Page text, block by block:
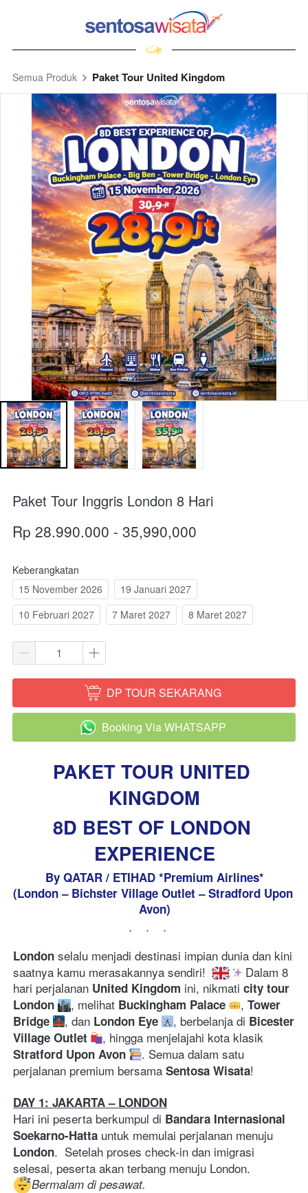
Semua Produk Paket Tour United Kingdom
Paket Tour Inggris London 8 Hari
Rp 28.990.000 - 35,990,000
Keberangkatan
15 November 2026
19 Januari 2027
10 Februari 2027
7 Maret 2027 8 Maret 2027
` DP TOUR SEKARANG
` Booking Via WHATSAPP
PAKET TOUR UNITED
KINGDOM
8D BEST OF LONDON
EXPERIENCE
By QATAR / ETIHAD *Premium Airlines*
(London – Bichster Village Outlet – Stradford Upon
Avon)
...
London selalu menjadi destinasi impian dunia dan kini
saatnya kamu merasakannya sendiri!
Dalam 8
hari perjalanan United Kingdom ini, nikmati city tour
London
, melihat Buckingham Palace , Tower
Bridge
, dan London Eye , berbelanja di Bicester
Village Outlet
Stratford Upon Avon
. Semua dalam satu
perjalanan premium bersama Sentosa Wisata!
DAY 1: JAKARTA – LONDON
Hari ini peserta berkumpul di Bandara Internasional
Soekarno-Hatta
London.  Setelah proses check-in dan imigrasi
selesai, peserta akan terbang menuju London.
Bermalam di pesawat.